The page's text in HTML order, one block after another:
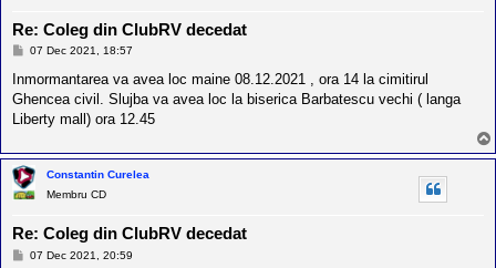
i
n
R
m
a
n
Re: Coleg din ClubRV decedat
M
s
j
07 Dec 2021, 18:57
Inmormantarea va avea loc maine 08.12.2021 , ora 14 la cimitirul
Ghencea civil. Slujba va avea loc la biserica Barbatescu vechi ( langa
Liberty mall) ora 12.45
Constantin Curelea
Membru CD
Re: Coleg din ClubRV decedat
M07 Dec 2021, 20:59